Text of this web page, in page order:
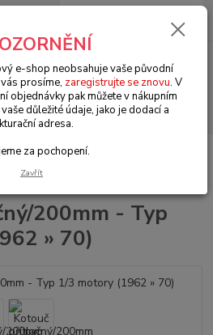
Menu
Hledat
0 Kč
03)
Motory & díly (Engines & parts)
200mm - Typ
» 70)
e-shop neobsahuje vaše původní
prosíme, zaregistrujte se znovu. V
objednávky pak můžete v nákupním
důležité údaje, jako je dodací a
adresa.
za pochopení.
Zavřít